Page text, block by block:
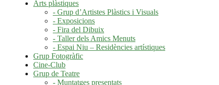
Arts plàstiques
- Grup d’Artistes Plàstics i Visuals
- Exposicions
- Fira del Dibuix
- Taller dels Amics Menuts
- Espai Niu – Residències artístiques
Grup Fotogràfic
Cine-Club
Grup de Teatre
- Muntatges presentats